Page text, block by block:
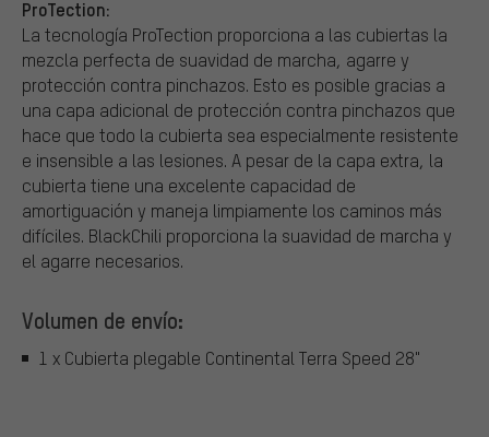
ProTection:
La tecnología ProTection proporciona a las cubiertas la
mezcla perfecta de suavidad de marcha, agarre y
protección contra pinchazos. Esto es posible gracias a
una capa adicional de protección contra pinchazos que
hace que todo la cubierta sea especialmente resistente
e insensible a las lesiones. A pesar de la capa extra, la
cubierta tiene una excelente capacidad de
amortiguación y maneja limpiamente los caminos más
difíciles. BlackChili proporciona la suavidad de marcha y
el agarre necesarios.
Volumen de envío:
1 x Cubierta plegable Continental Terra Speed 28"